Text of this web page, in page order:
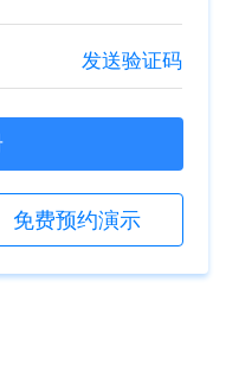
发送验证码
免费预约演示